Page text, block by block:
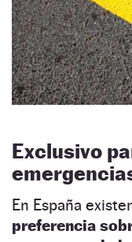
Exclusivo
En España
preferencia